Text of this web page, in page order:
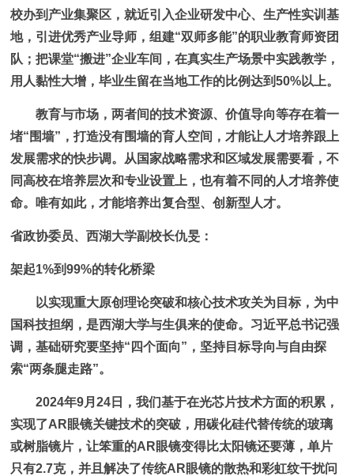
校办到产业集聚区，就近引入企业研发中心、生产性实训基
地，引进优秀产业导师，组建“双师多能”的职业教育师资团
队；把课堂“搬进”企业车间，在真实生产场景中实践教学，
用人黏性大增，毕业生留在当地工作的比例达到50%以上。
教育与市场，两者间的技术资源、价值导向等存在着一
堵“围墙”，打造没有围墙的育人空间，才能让人才培养跟上
发展需求的快步调。从国家战略需求和区域发展需要看，不
同高校在培养层次和专业设置上，也有着不同的人才培养使
命。唯有如此，才能培养出复合型、创新型人才。
省政协委员、西湖大学副校长仇旻：
架起1%到99%的转化桥梁
以实现重大原创理论突破和核心技术攻关为目标，为中
国科技担纲，是西湖大学与生俱来的使命。习近平总书记强
调，基础研究要坚持“四个面向”，坚持目标导向与自由探
索“两条腿走路”。
2024年9月24日，我们基于在光芯片技术方面的积累，
实现了AR眼镜关键技术的突破，用碳化硅代替传统的玻璃
或树脂镜片，让笨重的AR眼镜变得比太阳镜还要薄，单片
只有2.7克，并且解决了传统AR眼镜的散热和彩虹纹干扰问